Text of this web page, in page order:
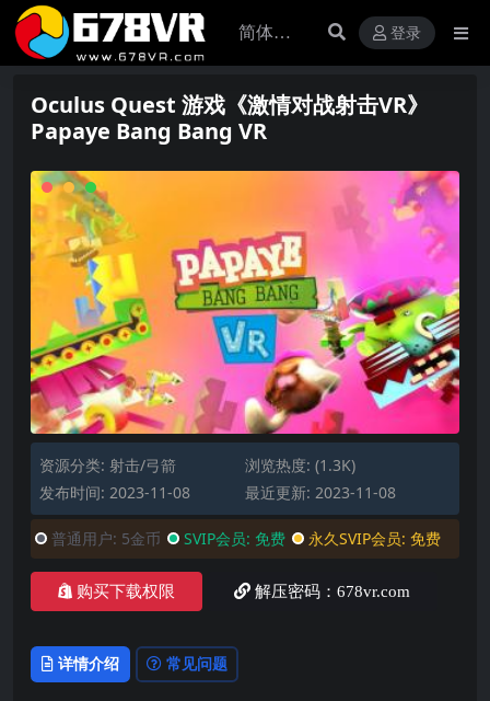
登录
Oculus Quest 游戏《激情对战射击VR》
Papaye Bang Bang VR
资源分类: 射击/弓箭
浏览热度: (1.3K)
发布时间: 2023-11-08
最近更新: 2023-11-08
普通用户: 5金币 SVIP会员: 免费 永久SVIP会员: 免费
购买下载权限 解压密码：678vr.com
详情介绍 常见问题